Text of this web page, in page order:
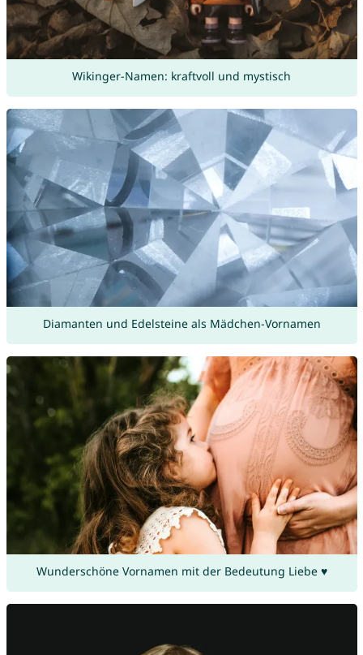
Wikinger-Namen: kraftvoll und mystisch
Diamanten und Edelsteine als Mädchen-Vornamen
Wunderschöne Vornamen mit der Bedeutung Liebe ♥